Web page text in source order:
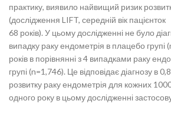
практику, виявило найвищий ризик
(дослідження LIFT, середній вік пацієнток
68 років). У цьому дослідженні не було
випадку раку ендометрія в плацебо групі
років в порівнянні з 4 випадками раку
групі (n=1,746). Це відповідає діагнозу в
розвитку раку ендометрія для кожних
одного року в цьому дослідженні